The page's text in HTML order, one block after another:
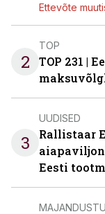
Ettevõte
2
TOP
TOP 231 |
3
UUDISED
Rallistaar
Eesti